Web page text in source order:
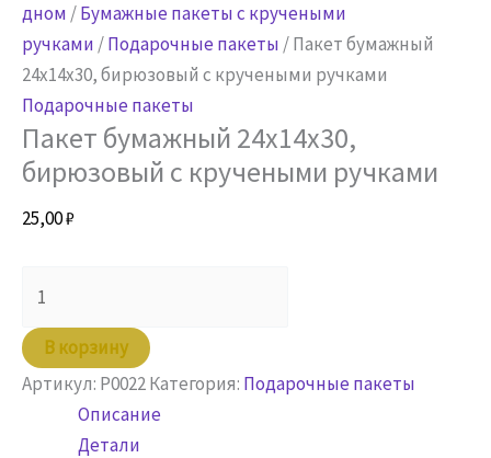
дном /Бумажные пакеты с кручеными
ручками /Подарочные пакеты / Пакет бумажный
24х14х30, бирюзовый с кручеными ручками
Подарочные пакеты
Пакет бумажный 24х14х30,
бирюзовый с кручеными ручками
25,00₽
товара
Пакет
бумажный
24х14х30,
бирюзовый
В корзину
Артикул: P0022Категория: Подарочные пакеты
Описание
Детали